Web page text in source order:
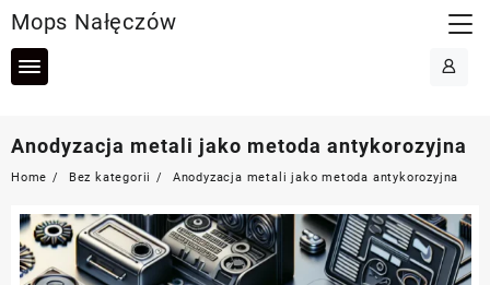
to
content
Mops Nałęczów
Anodyzacja metali jako metoda antykorozyjna
Home Bez kategorii Anodyzacja metali jako metoda antykorozyjna